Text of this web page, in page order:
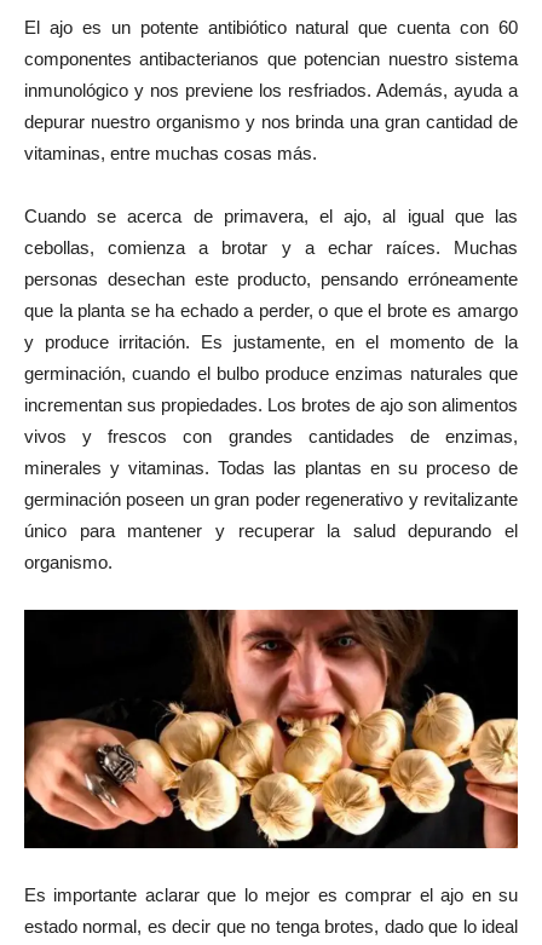
El ajo es un potente antibiótico natural que cuenta con 60
componentes antibacterianos que potencian nuestro sistema
inmunológico y nos previene los resfriados. Además, ayuda a
depurar nuestro organismo y nos brinda una gran cantidad de
vitaminas, entre muchas cosas más.
Cuando se acerca de primavera, el ajo, al igual que las
cebollas, comienza a brotar y a echar raíces. Muchas
personas desechan este producto, pensando erróneamente
que la planta se ha echado a perder, o que el brote es amargo
y produce irritación. Es justamente, en el momento de la
germinación, cuando el bulbo produce enzimas naturales que
incrementan sus propiedades. Los brotes de ajo son alimentos
vivos y frescos con grandes cantidades de enzimas,
minerales y vitaminas. Todas las plantas en su proceso de
germinación poseen un gran poder regenerativo y revitalizante
único para mantener y recuperar la salud depurando el
organismo.
Es importante aclarar que lo mejor es comprar el ajo en su
estado normal, es decir que no tenga brotes, dado que lo ideal